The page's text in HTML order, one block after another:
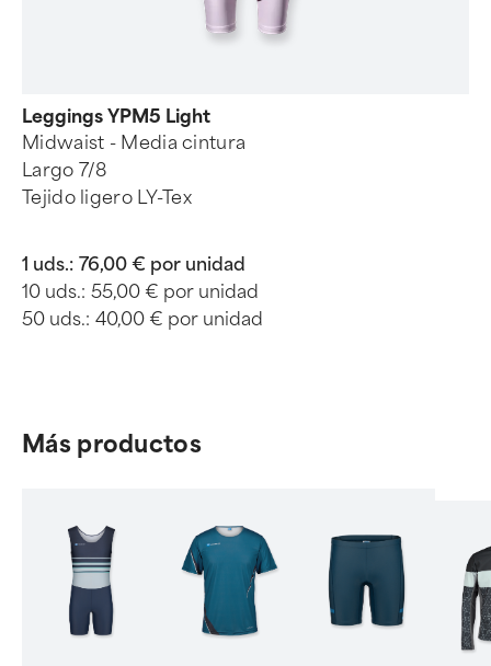
Leggings YPM5 Light
Midwaist - Media cintura
Largo 7/8
Tejido ligero LY-Tex
1 uds.: 76,00 € por unidad
10 uds.: 55,00 € por unidad
50 uds.: 40,00 € por unidad
Más productos